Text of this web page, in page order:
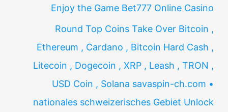
Enjoy the Game Bet777 Online Casino
Round Top Coins Take Over Bitcoin ,
Ethereum , Cardano , Bitcoin Hard Cash ,
Litecoin , Dogecoin , XRP , Leash , TRON ,
USD Coin , Solana savaspin-ch.com •
nationales schweizerisches Gebiet Unlock